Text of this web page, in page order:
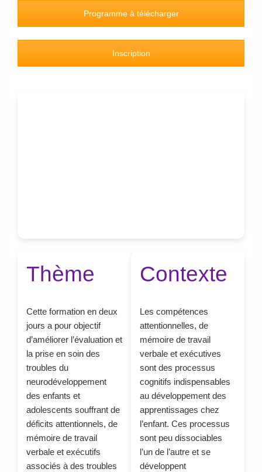
Programme à télécharger
Inscription
Thème
Cette formation en deux
jours a pour objectif
d’améliorer l’évaluation et
la prise en soin des
troubles du
neurodéveloppement
des enfants et
adolescents souffrant de
déficits attentionnels, de
mémoire de travail
verbale et exécutifs
associés à des troubles
Contexte
Les compétences
attentionnelles, de
mémoire de travail
verbale et exécutives
sont des processus
cognitifs indispensables
au développement des
apprentissages chez
l’enfant. Ces processus
sont peu dissociables
l’un de l’autre et se
développent